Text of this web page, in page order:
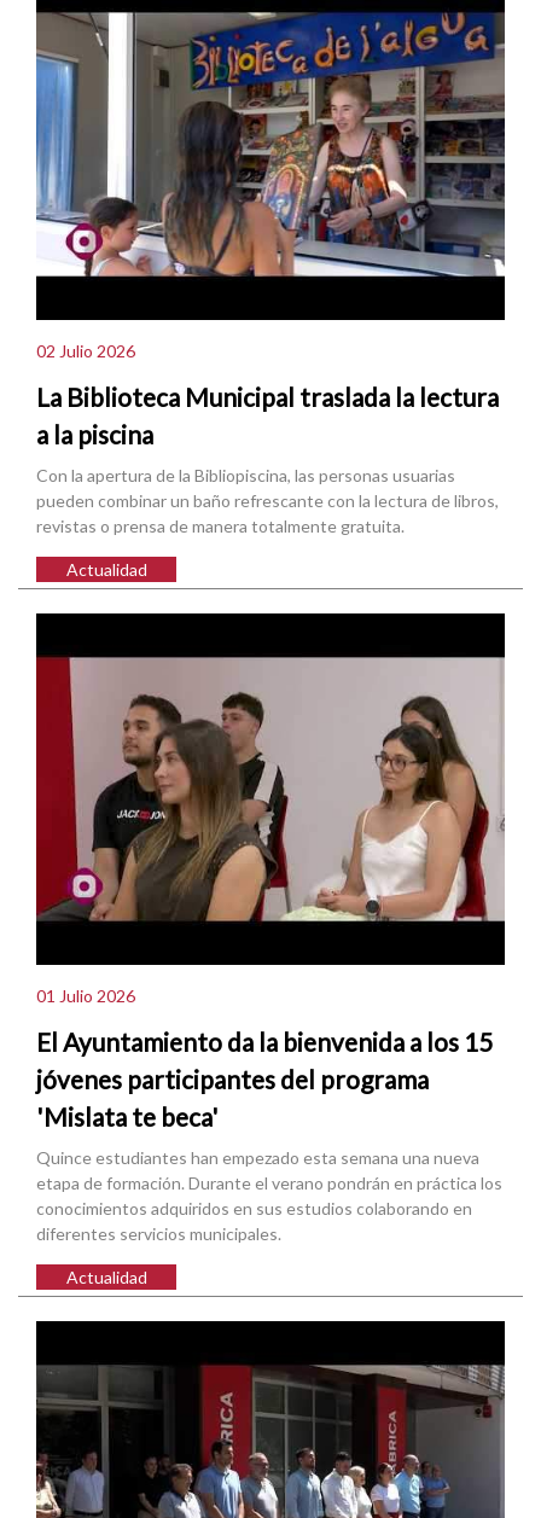
02 Julio 2026
La Biblioteca Municipal traslada la lectura
a la piscina
Con la apertura de la Bibliopiscina, las personas usuarias
pueden combinar un baño refrescante con la lectura de libros,
revistas o prensa de manera totalmente gratuita.
Actualidad
01 Julio 2026
El Ayuntamiento da la bienvenida a los 15
jóvenes participantes del programa
'Mislata te beca'
Quince estudiantes han empezado esta semana una nueva
etapa de formación. Durante el verano pondrán en práctica los
conocimientos adquiridos en sus estudios colaborando en
diferentes servicios municipales.
Actualidad